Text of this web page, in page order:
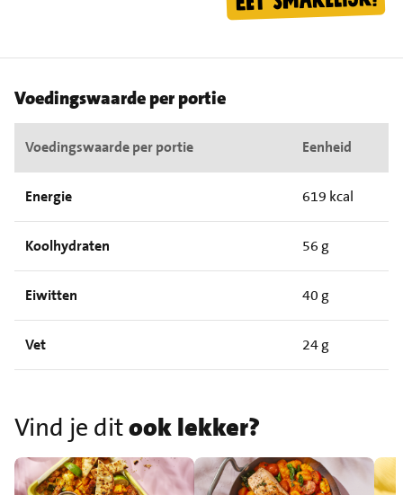
Voedingswaarde per portie
Voedingswaarde per portie Eenheid
Energie 619 kcal
Koolhydraten 56 g
Eiwitten 40 g
Vet 24 g
Vind je ditook lekker?